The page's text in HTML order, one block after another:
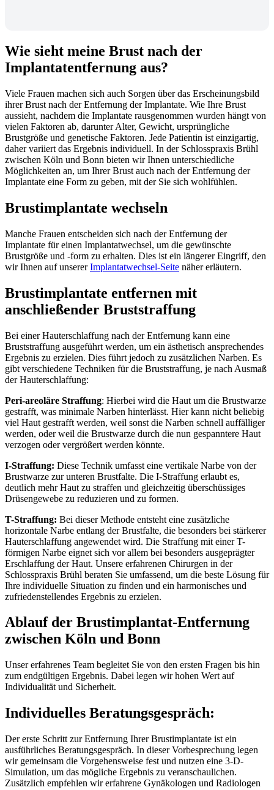
Wie sieht meine Brust nach der
Implantatentfernung aus?
Viele Frauen machen sich auch Sorgen über das Erscheinungsbild
ihrer Brust nach der Entfernung der Implantate. Wie Ihre Brust
aussieht, nachdem die Implantate rausgenommen wurden hängt von
vielen Faktoren ab, darunter Alter, Gewicht, ursprüngliche
Brustgröße und genetische Faktoren. Jede Patientin ist einzigartig,
daher variiert das Ergebnis individuell. In der Schlosspraxis Brühl
zwischen Köln und Bonn bieten wir Ihnen unterschiedliche
Möglichkeiten an, um Ihrer Brust auch nach der Entfernung der
Implantate eine Form zu geben, mit der Sie sich wohlfühlen.
Brustimplantate wechseln
Manche Frauen entscheiden sich nach der Entfernung der
Implantate für einen Implantatwechsel, um die gewünschte
Brustgröße und -form zu erhalten. Dies ist ein längerer Eingriff, den
wir Ihnen auf unsererImplantatwechsel-Seite näher erläutern.
Brustimplantate entfernen mit
anschließender Bruststraffung
Bei einer Hauterschlaffung nach der Entfernung kann eine
Bruststraffung ausgeführt werden, um ein ästhetisch ansprechendes
Ergebnis zu erzielen. Dies führt jedoch zu zusätzlichen Narben. Es
gibt verschiedene Techniken für die Bruststraffung, je nach Ausmaß
der Hauterschlaffung:
Peri-areoläre Straffung: Hierbei wird die Haut um die Brustwarze
gestrafft, was minimale Narben hinterlässt. Hier kann nicht beliebig
viel Haut gestrafft werden, weil sonst die Narben schnell auffälliger
werden, oder weil die Brustwarze durch die nun gespanntere Haut
verzogen oder vergrößert werden könnte.
I-Straffung: Diese Technik umfasst eine vertikale Narbe von der
Brustwarze zur unteren Brustfalte. Die I-Straffung erlaubt es,
deutlich mehr Haut zu straffen und gleichzeitig überschüssiges
Drüsengewebe zu reduzieren und zu formen.
T-Straffung: Bei dieser Methode entsteht eine zusätzliche
horizontale Narbe entlang der Brustfalte, die besonders bei stärkerer
Hauterschlaffung angewendet wird. Die Straffung mit einer T-
förmigen Narbe eignet sich vor allem bei besonders ausgeprägter
Erschlaffung der Haut. Unsere erfahrenen Chirurgen in der
Schlosspraxis Brühl beraten Sie umfassend, um die beste Lösung für
Ihre individuelle Situation zu finden und ein harmonisches und
zufriedenstellendes Ergebnis zu erzielen.
Ablauf der Brustimplantat-Entfernung
zwischen Köln und Bonn
Unser erfahrenes Team begleitet Sie von den ersten Fragen bis hin
zum endgültigen Ergebnis. Dabei legen wir hohen Wert auf
Individualität und Sicherheit.
Individuelles Beratungsgespräch:
Der erste Schritt zur Entfernung Ihrer Brustimplantate ist ein
ausführliches Beratungsgespräch. In dieser Vorbesprechung legen
wir gemeinsam die Vorgehensweise fest und nutzen eine 3-D-
Simulation, um das mögliche Ergebnis zu veranschaulichen.
Zusätzlich empfehlen wir erfahrene Gynäkologen und Radiologen